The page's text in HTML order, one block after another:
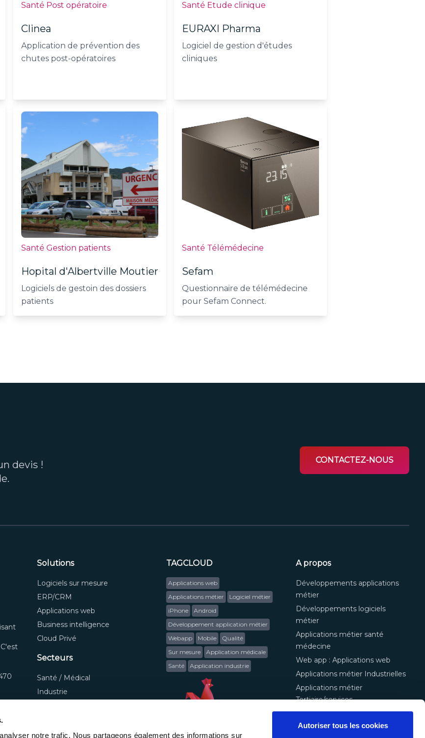
notre trafic. Nous partageons également des informations sur
Autoriser tous les cookies
Santé Post opératoire
Clinea
Application de prévention des
chutes post-opératoires
Santé Etude clinique
EURAXI Pharma
Logiciel de gestion d'études
cliniques
Santé Gestion patients
Hopital d'Albertville Moutier
Logiciels de gestoin des dossiers
patients
Santé Télémédecine
Sefam
Questionnaire de télémédecine
pour Sefam Connect.
devis !
CONTACTEZ-NOUS
Solutions
Logiciels sur mesure
ERP/CRM
Applications web
Business intelligence
Cloud Privé
Secteurs
Santé / Médical
Industrie
Commerce
TAGCLOUD
Applications web
Applications métier
Logiciel métier
iPhone
Android
Développement application métier
Webapp
Mobile
Qualité
Sur mesure
Application médicale
Santé
Application industrie
A propos
Développements applications
métier
Développements logiciels
métier
Applications métier santé
médecine
Web app : Applications web
Applications métier Industrielles
Applications métier
Tertiaire/services